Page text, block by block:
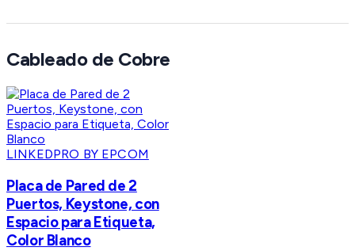
Cableado de Cobre
LINKEDPRO BY EPCOM
Placa de Pared de 2
Puertos, Keystone, con
Espacio para Etiqueta,
Color Blanco